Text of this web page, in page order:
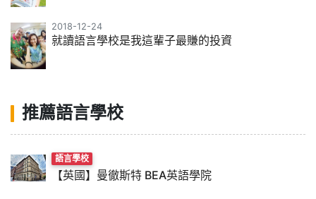
2018-12-24
就讀語言學校是我這輩子最賺的投資
推薦語言學校
語言學校
【英國】曼徹斯特 BEA英語學院